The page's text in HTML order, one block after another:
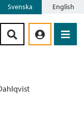
Svenska English